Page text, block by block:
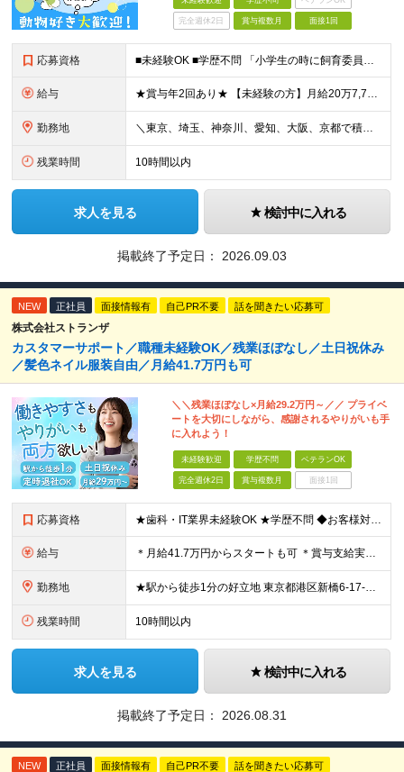
完全週休2日 賞与複数月 面接1回
応募資格 ■未経験OK ■学歴不問 「小学生の時に飼育委員だった！」 なんて方もお待ちしております♪ ※ご自宅でのペット飼育について※ ご自宅でげっ歯類・ウサギのペット飼育を禁止しております。当社業務では清
給与 ★賞与年2回あり★ 【未経験の方】月給20万7,750円～＋賞与年2回＋残業代全額支給＋交通費支給 【生物系大卒の方】月給21万3,750円～＋賞与年2回＋残業代全額支給＋交通費支給 ★手当が充実
勤務地 ＼東京、埼玉、神奈川、愛知、大阪、京都で積極採用中！／ ・東京都：品川区 ・埼玉県：和光市 ・神奈川県：横浜市戸塚区、藤沢市 ・茨城県：つくば市 Lマイカー通勤OK！ ・愛知県：犬山市
残業時間 10時間以内
求人を見る 検討中に入れる
掲載終了予定日： 2026.09.03
NEW 正社員 面接情報有 自己PR不要 話を聞きたい応募可
株式会社ストランザ
カスタマーサポート／職種未経験OK／残業ほぼなし／土日祝休み
／髪色ネイル服装自由／月給41.7万円も可
＼＼残業ほぼなし×月給29.2万円～／／ プライベ
ートを大切にしながら、感謝されるやりがいも手
に入れよう！
未経験歓迎 学歴不問 ベテランOK
完全週休2日 賞与複数月 面接1回
応募資格 ★歯科・IT業界未経験OK ★学歴不問 ◆お客様対応の経験がある方（目安：1年以上） ＼こんな方はすぐにご活躍いただけます／ ※必須ではございませんので、ご安心ください！ ◇医科や歯科業界で働いた
給与 ＊月給41.7万円からスタートも可 ＊賞与支給実績あり（業績連動型） ＊年収500万円以上も可能！ 月給292,000円～417,000円 ※月給は経験・スキルを考慮し決定しています ※給与には固
勤務地 ★駅から徒歩1分の好立地 東京都港区新橋6-17-21 住友不動産 御成門駅前ビル 3F (変更の範囲)上記を除く当社関連勤務地
残業時間 10時間以内
求人を見る 検討中に入れる
掲載終了予定日： 2026.08.31
NEW 正社員 面接情報有 自己PR不要 話を聞きたい応募可